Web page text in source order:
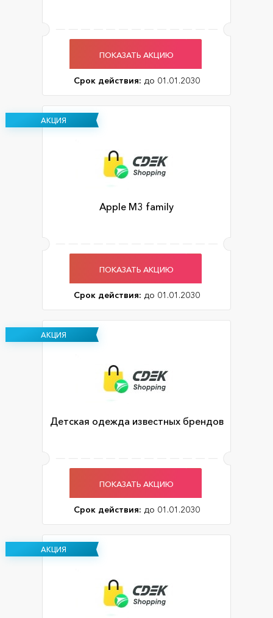
ПОКАЗАТЬ АКЦИЮ
Срок действия: до 01.01.2030
АКЦИЯ
Apple M3 family
ПОКАЗАТЬ АКЦИЮ
Срок действия: до 01.01.2030
АКЦИЯ
Детская одежда известных брендов
ПОКАЗАТЬ АКЦИЮ
Срок действия: до 01.01.2030
АКЦИЯ